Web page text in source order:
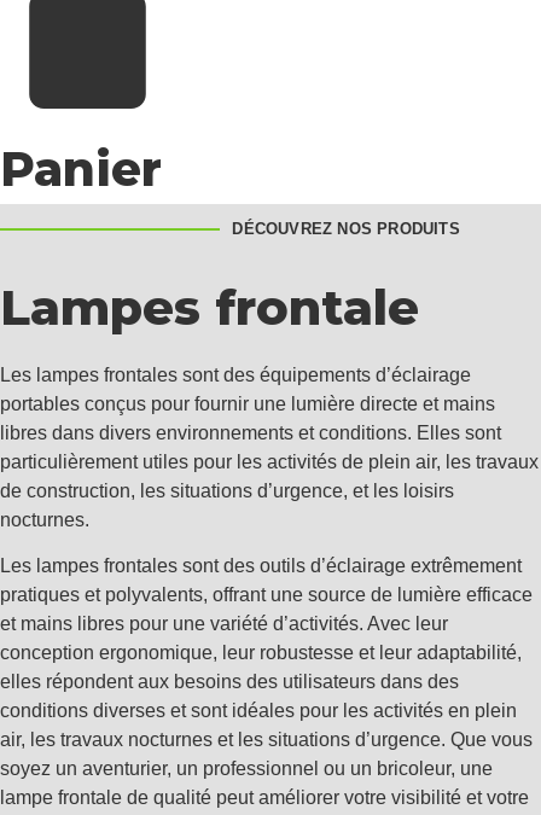
Panier
DÉCOUVREZ NOS PRODUITS
Lampes frontale
Les lampes frontales sont des équipements d’éclairage
portables conçus pour fournir une lumière directe et mains
libres dans divers environnements et conditions. Elles sont
particulièrement utiles pour les activités de plein air, les travaux
de construction, les situations d’urgence, et les loisirs
nocturnes.
Les lampes frontales sont des outils d’éclairage extrêmement
pratiques et polyvalents, offrant une source de lumière efficace
et mains libres pour une variété d’activités. Avec leur
conception ergonomique, leur robustesse et leur adaptabilité,
elles répondent aux besoins des utilisateurs dans des
conditions diverses et sont idéales pour les activités en plein
air, les travaux nocturnes et les situations d’urgence. Que vous
soyez un aventurier, un professionnel ou un bricoleur, une
lampe frontale de qualité peut améliorer votre visibilité et votre